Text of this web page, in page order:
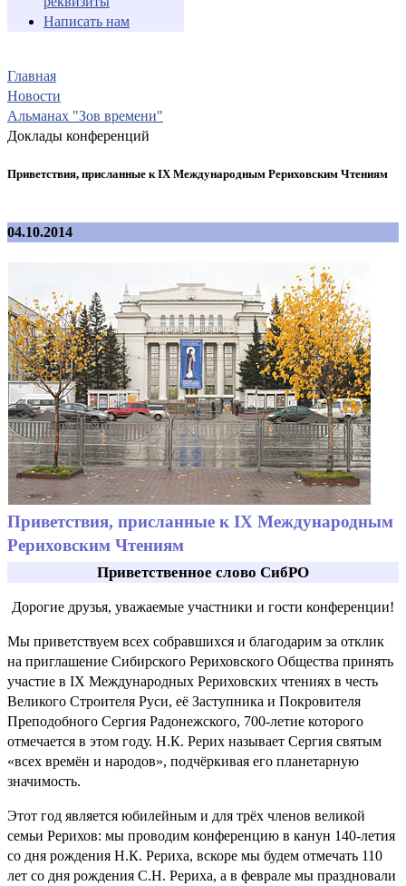
Написать нам
Главная
Новости
Альманах "Зов времени"
Доклады конференций
Приветствия, присланные к IX Международным Рериховским Чтениям
04.10.2014
Приветствия, присланные к IX Международным
Рериховским Чтениям
Приветственное слово СибРО
Дорогие друзья, уважаемые участники и гости конференции!
Мы приветствуем всех собравшихся и благодарим за отклик
на приглашение Сибирского Рериховского Общества принять
участие в IX Международных Рериховских чтениях в честь
Великого Строителя Руси, её Заступника и Покровителя
Преподобного Сергия Радонежского, 700-летие которого
отмечается в этом году. Н.К. Рерих называет Сергия святым
«всех времён и народов», подчёркивая его планетарную
значимость.
Этот год является юбилейным и для трёх членов великой
семьи Рерихов: мы проводим конференцию в канун 140-летия
со дня рождения Н.К. Рериха, вскоре мы будем отмечать 110
лет со дня рождения С.Н. Рериха, а в феврале мы праздновали